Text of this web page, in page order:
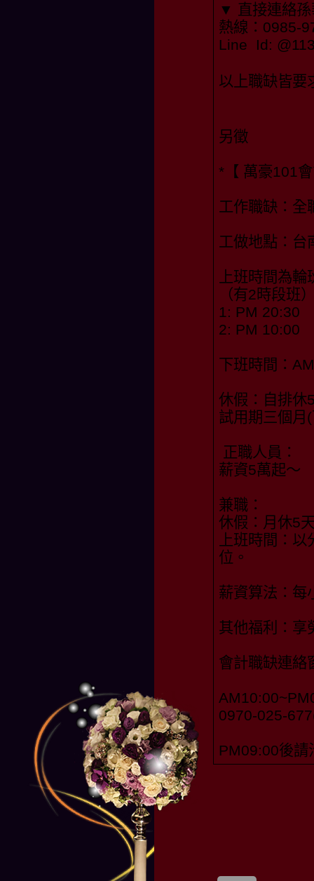
▼ 直接連絡孫
熱線：0985-
Line Id:
以上職缺皆要
另徵
*【 萬豪101
工作職缺：全
工做地點：台
上班時間為輪
（有2時段班
1: PM 20:30
2: PM 10:00
下班時間：
休假：自排休
試用期三個月
正職人員：
薪資5萬起～
兼職：
休假：月休5
上班時間：
位。
薪資算法：每
其他福利：享
會計職缺連絡
0970-025-
PM09:00後